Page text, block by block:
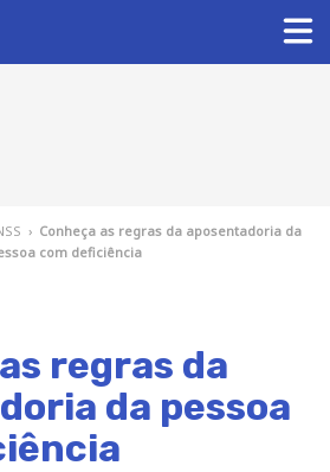
› Conheça as regras da aposentadoria da
com deficiência
regras da
da pessoa